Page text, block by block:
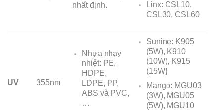
nhất định.
Linx: CSL10,
CSL30, CSL60
UV 355nm
Nhựa nhạy
nhiệt: PE,
HDPE,
LDPE, PP,
ABS và PVC,
…
Sunine: K905
(5W), K910
(10W), K915
(15W)
Mango: MGU03
(3W), MGU05
(5W), MGU10